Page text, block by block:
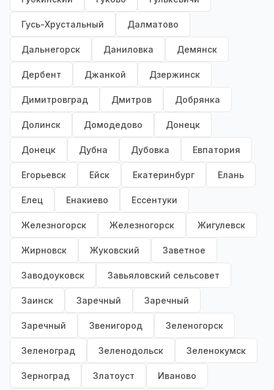
Гусь-Хрустальный Далматово
Дальнегорск Даниловка Демянск
Дербент Джанкой Дзержинск
Димитровград Дмитров Добрянка
Долинск Домодедово Донецк
Донецк Дубна Дубовка Евпатория
Егорьевск Ейск Екатеринбург Елань
Елец Енакиево Ессентуки
Железногорск Железногорск Жигулевск
Жирновск Жуковский Заветное
Заводоуковск Завьяловский сельсовет
Заинск Заречный Заречный
Заречный Звенигород Зеленогорск
Зеленоград Зеленодольск Зеленокумск
Зерноград Златоуст Иваново